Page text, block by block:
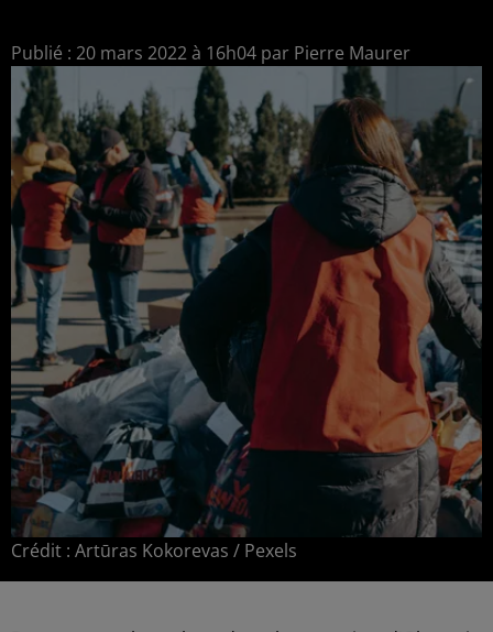
Publié : 20 mars 2022 à 16h04 par Pierre Maurer
Crédit : Artūras Kokorevas / Pexels